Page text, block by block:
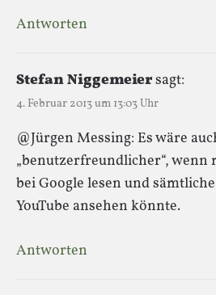
Antworten
Stefan Niggemeiersagt:
4. Februar 2013 um 13:03 Uhr
@Jürgen Messing: Es wäre
„benutzerfreundlicher“, wenn
bei Google lesen und
YouTube ansehen könnte.
Antworten